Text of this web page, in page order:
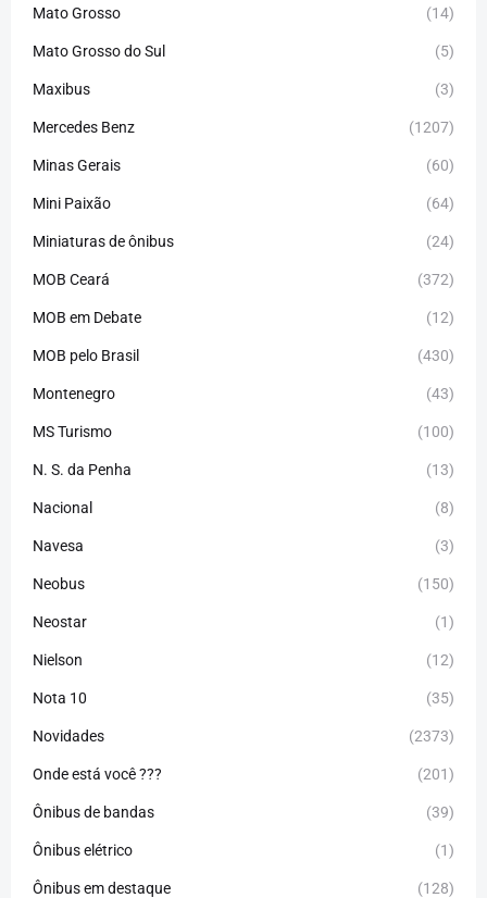
Mato Grosso (14)
Mato Grosso do Sul (5)
Maxibus (3)
Mercedes Benz (1207)
Minas Gerais (60)
Mini Paixão (64)
Miniaturas de ônibus (24)
MOB Ceará (372)
MOB em Debate (12)
MOB pelo Brasil (430)
Montenegro (43)
MS Turismo (100)
N. S. da Penha (13)
Nacional (8)
Navesa (3)
Neobus (150)
Neostar (1)
Nielson (12)
Nota 10 (35)
Novidades (2373)
Onde está você ??? (201)
Ônibus de bandas (39)
Ônibus elétrico (1)
Ônibus em destaque (128)